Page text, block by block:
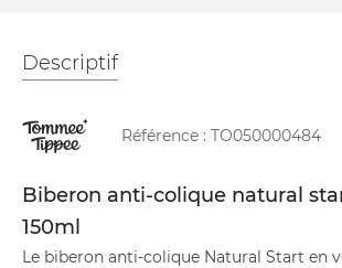
Descriptif
Référence : TO050000484
Biberon anti-colique natural
150ml
Le biberon anti-colique Natural Start en